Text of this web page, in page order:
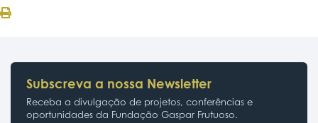
Subscreva a nossa Newsletter
Receba a divulgação de projetos, conferências e
oportunidades da Fundação Gaspar Frutuoso.